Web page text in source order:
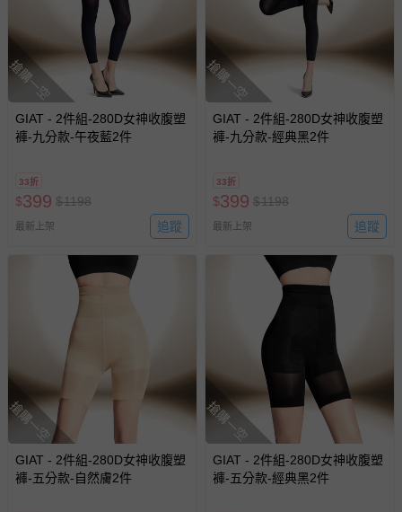
搶購一空
GIAT - 2件組-280D女神收腹塑
褲-九分款-午夜藍2件
33折
$399 $1198
最新上架 追蹤
搶購一空
GIAT - 2件組-280D女神收腹塑
褲-九分款-經典黑2件
33折
$399 $1198
最新上架 追蹤
搶購一空
GIAT - 2件組-280D女神收腹塑
褲-五分款-自然膚2件
搶購一空
GIAT - 2件組-280D女神收腹塑
褲-五分款-經典黑2件